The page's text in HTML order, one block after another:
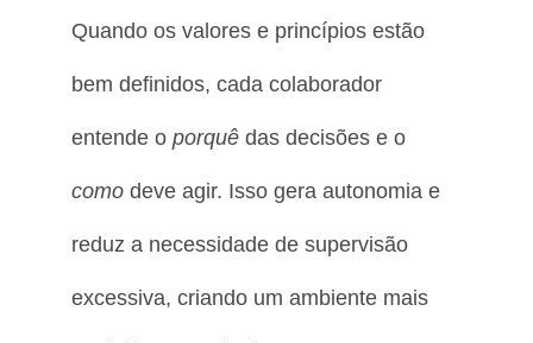
Quando os valores e princípios estão
bem definidos, cada colaborador
entende o porquê das decisões e o
como deve agir. Isso gera autonomia e
reduz a necessidade de supervisão
excessiva, criando um ambiente mais